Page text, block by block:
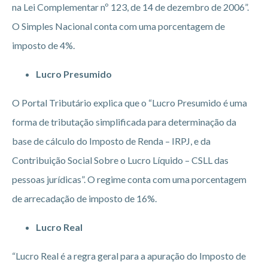
na Lei Complementar nº 123, de 14 de dezembro de 2006”.
O Simples Nacional conta com uma porcentagem de
imposto de 4%.
Lucro Presumido
O Portal Tributário explica que o “Lucro Presumido é uma
forma de tributação simplificada para determinação da
base de cálculo do Imposto de Renda – IRPJ, e da
Contribuição Social Sobre o Lucro Líquido – CSLL das
pessoas jurídicas”. O regime conta com uma porcentagem
de arrecadação de imposto de 16%.
Lucro Real
“Lucro Real é a regra geral para a apuração do Imposto de